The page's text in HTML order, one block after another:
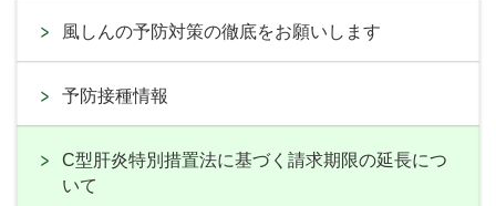
風しんの予防対策の徹底をお願いします
予防接種情報
C型肝炎特別措置法に基づく請求期限の延長につ
いて